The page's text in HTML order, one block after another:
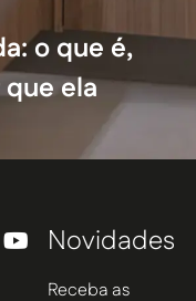
o que é,
ela
Novidades
Receba as